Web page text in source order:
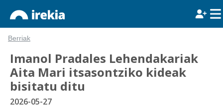
Berriak
Imanol Pradales Lehendakariak
Aita Mari itsasontziko kideak
bisitatu ditu
2026-05-27